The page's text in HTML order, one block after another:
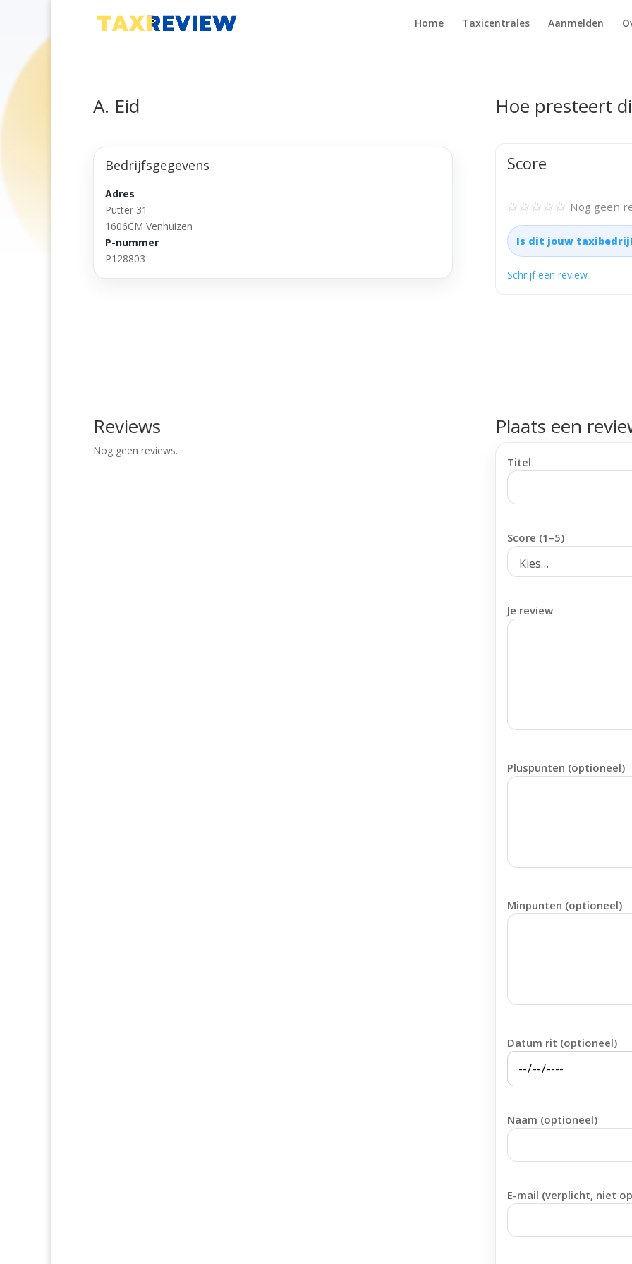
Home Taxicentrales Aanmelden
A. Eid
Bedrijfsgegevens
Adres
Putter 31
1606CM Venhuizen
P-nummer
P128803
Hoe presteert
Score
✩✩✩✩✩ Nog geen
Is dit jouw
Schrijf een review
Reviews
Nog geen reviews.
Plaats een
Titel
Score (1–5)
Je review
Pluspunten (optioneel)
Minpunten (optioneel)
Datum rit (optioneel)
Naam (optioneel)
E-mail (verplicht, niet